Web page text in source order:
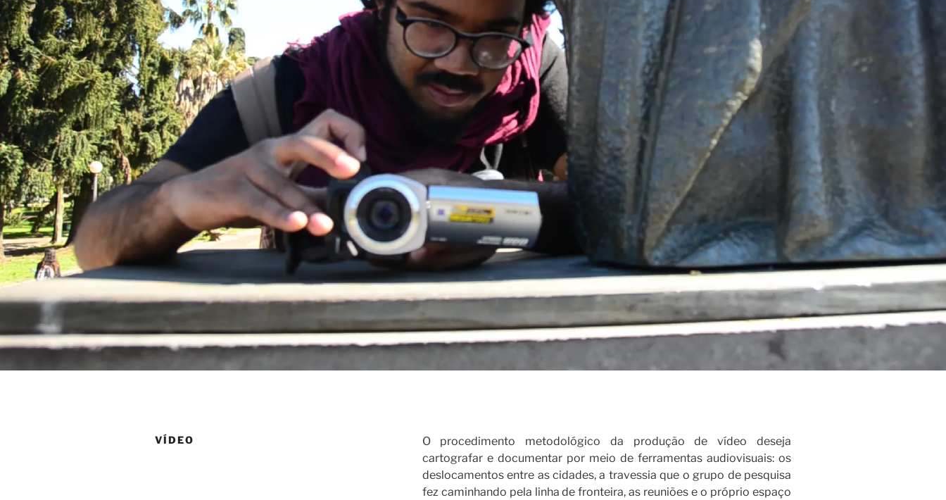
VÍDEO
O procedimento metodológico da produção de vídeo deseja
cartografar e documentar por meio de ferramentas audiovisuais: os
deslocamentos entre as cidades, a travessia que o grupo de pesquisa
fez caminhando pela linha de fronteira, as reuniões e o próprio espaço